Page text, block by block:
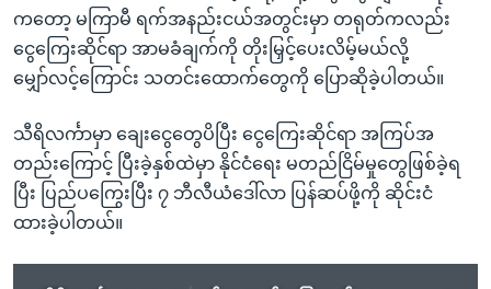
ကတော့ မကြာမီ ရက်အနည်းငယ်အတွင်းမှာ တရုတ်ကလည်း
ငွေကြေးဆိုင်ရာ အာမခံချက်ကို တိုးမြှင့်ပေးလိမ့်မယ်လို့
မျှော်လင့်ကြောင်း သတင်းထောက်တွေကို ပြောဆိုခဲ့ပါတယ်။
သီရိလင်္ကာမှာ ချေးငွေတွေပိပြီး ငွေကြေးဆိုင်ရာ အကြပ်အ
တည်းကြောင့် ပြီးခဲ့နှစ်ထဲမှာ နိုင်ငံရေး မတည်ငြိမ်မှုတွေဖြစ်ခဲ့ရ
ပြီး ပြည်ပကြွေးပြီး ၇ ဘီလီယံဒေါ်လာ ပြန်ဆပ်ဖို့ကို ဆိုင်းငံ
ထားခဲ့ပါတယ်။